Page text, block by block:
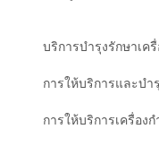
บริการบำรุงรักษาเค
การให้บริการและบำ
การให้บริการเครื่องก